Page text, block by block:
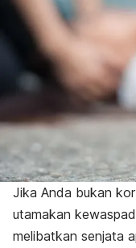
Jika Anda bukan
utamakan
melibatkan senjata